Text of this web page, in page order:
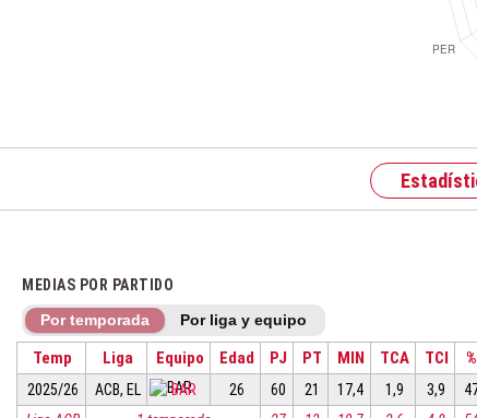
MEDIAS POR PARTIDO
Por temporada Por liga y equipo
Temp Liga Equipo Edad PJ PT MIN TCA TCI
2025/26 ACB, EL BAR 26 60 21 17,4 1,9 3,9